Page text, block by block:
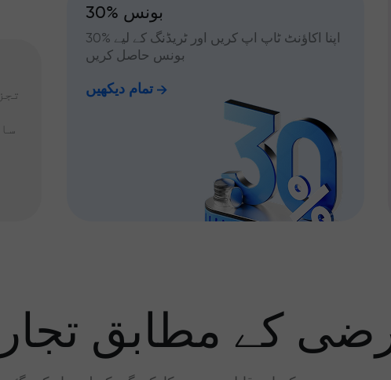
30% بونس
اپنا اکاؤنٹ ٹاپ اپ کریں اور ٹریڈنگ کے لیے %30
بونس حاصل کریں
تمام دیکھیں
کے مطابق